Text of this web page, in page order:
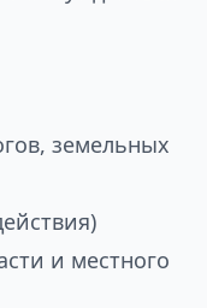
земельных
и местного